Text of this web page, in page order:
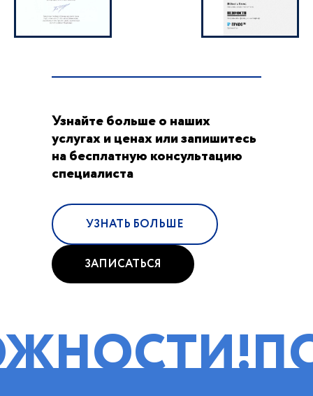
Узнайте больше о наших
услугах и ценах или запишитесь
на бесплатную консультацию
специалиста
УЗНАТЬ БОЛЬШЕ
ЗАПИСАТЬСЯ